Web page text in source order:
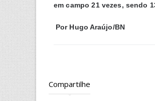
em campo 21 vezes, sendo
Por Hugo Araújo/BN
Compartilhe